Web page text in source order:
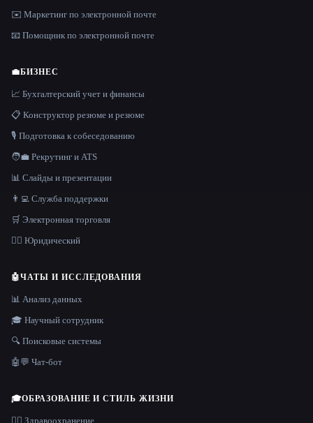
✉️ Маркетинг по электронной почте
📧 Помощник по электронной почте
💼БИЗНЕС
📈 Бухгалтерский учет и финансы
📋 Конструктор резюме и резюме
🎙️ Подготовка к собеседованию
🧑‍💼 Рекрутинг и ATS
📊 Слайды и презентации
👨‍💻 Служба поддержки
🛒 Электронная торговля
👩‍⚖️ Юридический
🤖ЧАТЫ И ИССЛЕДОВАНИЯ
📊 Анализ данных
🎓 Научный сотрудник
🔍 Поисковые системы
🤖💬 Чат-бот
🎓ОБРАЗОВАНИЕ И СТИЛЬ ЖИЗНИ
👩‍⚕️ Здравоохранение